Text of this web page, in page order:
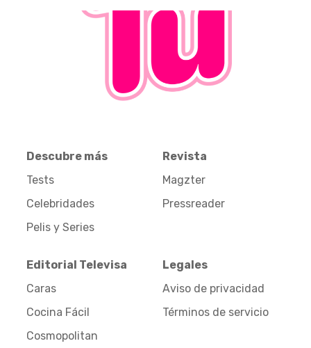
Descubre más
Tests
Celebridades
Pelis y Series
Revista
Magzter
Pressreader
Editorial Televisa
Caras
Cocina Fácil
Cosmopolitan
Legales
Aviso de privacidad
Términos de servicio